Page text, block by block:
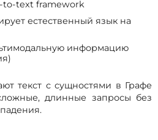
to-text framework
естественный язык на
информацию
текст с сущностями в Графе
длинные запросы без